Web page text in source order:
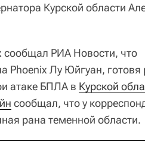
Курской области
сообщал РИА Новости, что
Phoenix Лу Юйгуан,
атаке БПЛА в Курской
сообщал, что у
рана теменной области.